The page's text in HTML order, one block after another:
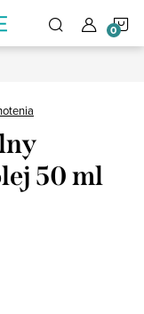
50 ml